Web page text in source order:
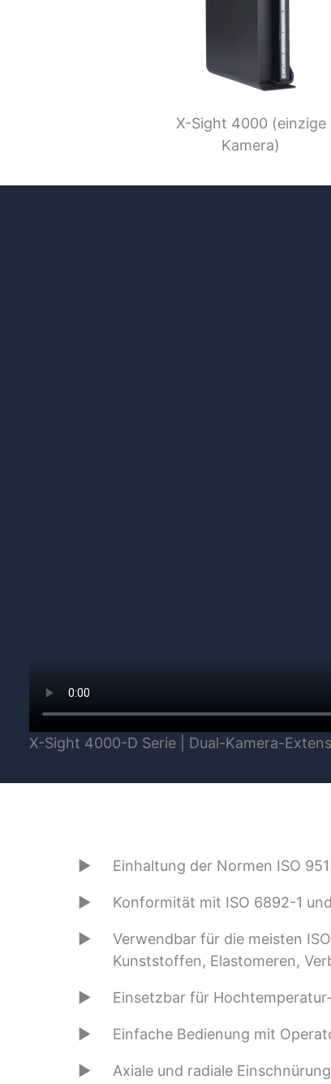
X-Sight 4000 (einzige
Kamera)
X-Sight 4000-D Serie | Dual-Kamera-
Einhaltung der Normen ISO
Konformität mit ISO 6892-1
Verwendbar für die meisten
Kunststoffen, Elastomeren,
Einsetzbar für
Einfache Bedienung mit
Axiale und radiale